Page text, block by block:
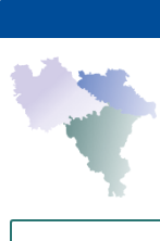
Cerca su "Catalogo"